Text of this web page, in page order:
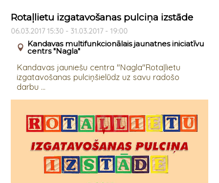
Rotaļlietu izgatavošanas pulciņa izstāde
06.03.2017 15:30 - 31.03.2017 - 19:00
Kandavas multifunkcionālais jaunatnes iniciatīvu
centrs "Nagla"
Kandavas jauniešu centra "Nagla"Rotaļlietu
izgatavošanas pulciņšielūdz uz savu radošo
darbu ...